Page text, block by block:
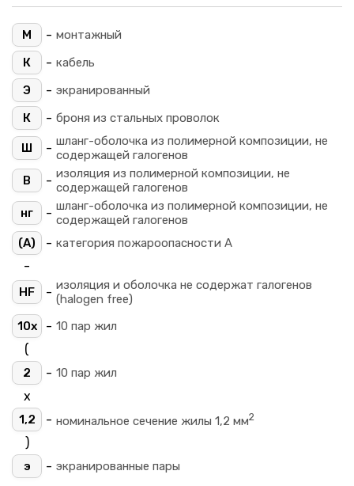
М - монтажный
К
- кабель
Э
- экранированный
К
- броня из стальных проволок
Ш - шланг-оболочка из полимерной композиции, не
содержащей галогенов
В
- изоляция из полимерной композиции, не
содержащей галогенов
нг
- шланг-оболочка из полимерной композиции, не
содержащей галогенов
(A)
- категория пожароопасности A
-
HF - изоляция и оболочка не содержат галогенов
(halogen free)
10х
- 10 пар жил
(
2 - 10 пар жил
х
1,2 - номинальное сечение жилы 1,2 мм2
)
э - экранированные пары